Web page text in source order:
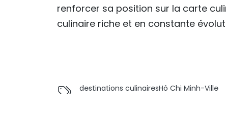
renforcer sa position sur la carte
culinaire riche et en constante
destinations culinairesHô Chi Minh-Ville